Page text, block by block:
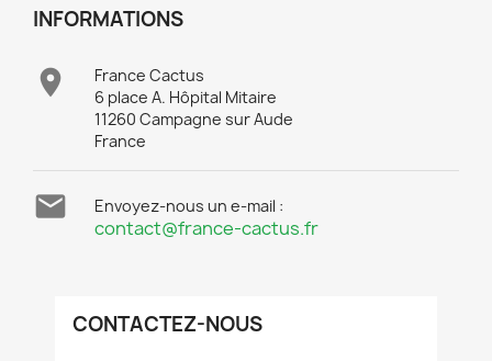
INFORMATIONS

France Cactus
6 place A. Hôpital Mitaire
11260 Campagne sur Aude
France
 Envoyez-nous un e-mail :
contact@france-cactus.fr
CONTACTEZ-NOUS